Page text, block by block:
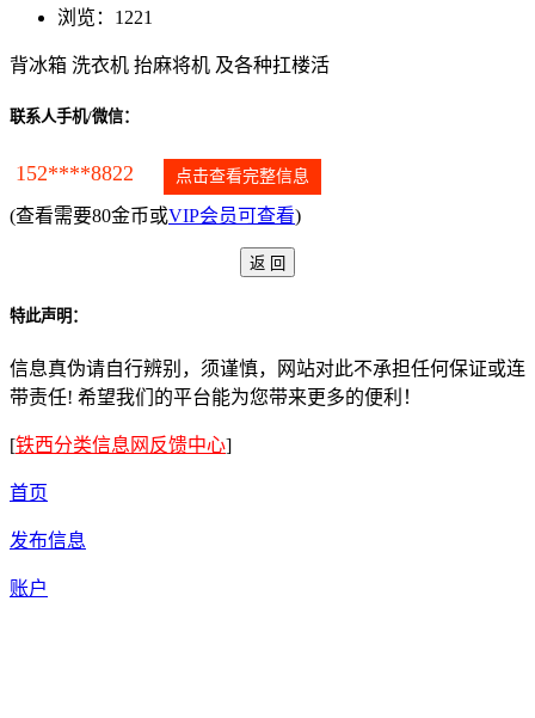
浏览：1221
背冰箱 洗衣机 抬麻将机 及各种扛楼活
联系人手机/微信：
152****8822 点击查看完整信息
(查看需要80金币或VIP会员可查看)
特此声明：
信息真伪请自行辨别，须谨慎，网站对此不承担任何保证或连
带责任! 希望我们的平台能为您带来更多的便利！
[铁西分类信息网反馈中心]
首页
发布信息
账户